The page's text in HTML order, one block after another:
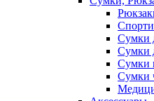
Сумки
Сумки
Сумки
Сумки